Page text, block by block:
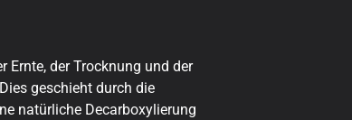
Ernte, der Trocknung und der
geschieht durch die
natürliche Decarboxylierung